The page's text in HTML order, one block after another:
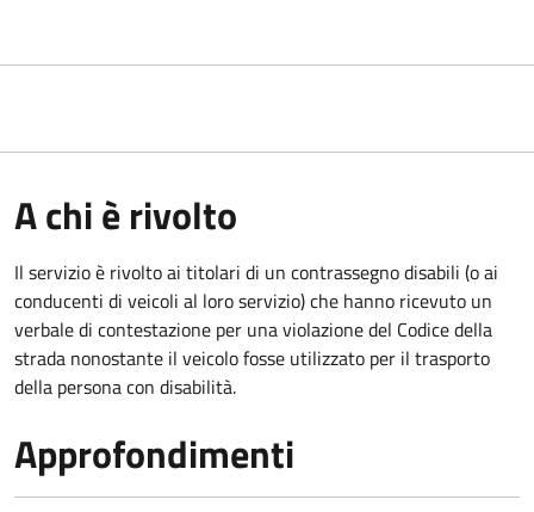
A chi è rivolto
Il servizio è rivolto ai titolari di un contrassegno disabili (o ai
conducenti di veicoli al loro servizio) che hanno ricevuto un
verbale di contestazione per una violazione del Codice della
strada nonostante il veicolo fosse utilizzato per il trasporto
della persona con disabilità.
Approfondimenti